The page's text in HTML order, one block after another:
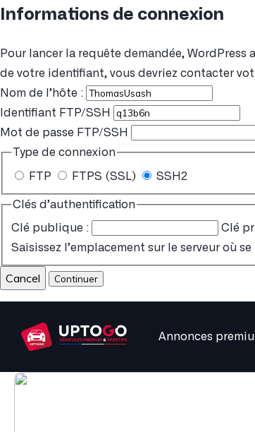
Informations de connexion
Pour lancer la requête demandée, WordPress
de votre identifiant, vous devriez contacter
Nom de l’hôte :
Identifiant FTP/SSH
Mot de passe FTP/SSH
Type de connexion
FTP FTPS (SSL) SSH2
Clés d’authentification
Clé publique :
Clé
Saisissez l’emplacement sur le serveur où
Cancel
Annonces